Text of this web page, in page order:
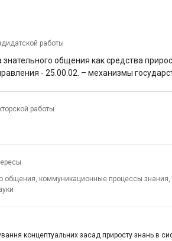
работы
общения как средства
- 25.00.02. – механизмы
работы
общения, коммуникационные процессы знания,
концептуальних засад приросту знань в